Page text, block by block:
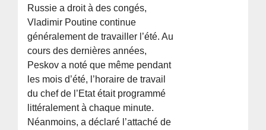
Russie a droit à des congés,
Vladimir Poutine continue
généralement de travailler l’été. Au
cours des dernières années,
Peskov a noté que même pendant
les mois d’été, l’horaire de travail
du chef de l’Etat était programmé
littéralement à chaque minute.
Néanmoins, a déclaré l’attaché de